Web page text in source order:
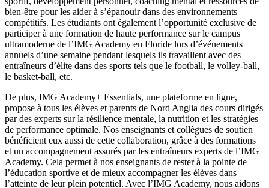
bien-être pour les aider à s’épanouir dans des environnements
compétitifs. Les étudiants ont également l’opportunité exclusive de
participer à une formation de haute performance sur le campus
ultramoderne de l’IMG Academy en Floride lors d’événements
annuels d’une semaine pendant lesquels ils travaillent avec des
entraîneurs d’élite dans des sports tels que le football, le volley-ball,
le basket-ball, etc.
De plus, IMG Academy+ Essentials, une plateforme en ligne,
propose à tous les élèves et parents de Nord Anglia des cours dirigés
par des experts sur la résilience mentale, la nutrition et les stratégies
de performance optimale. Nos enseignants et collègues de soutien
bénéficient eux aussi de cette collaboration, grâce à des formations
et un accompagnement assurés par les entraîneurs experts de l’IMG
Academy. Cela permet à nos enseignants de rester à la pointe de
l’éducation sportive et de mieux accompagner les élèves dans
l’atteinte de leur plein potentiel. Avec l’IMG Academy, nous aidons